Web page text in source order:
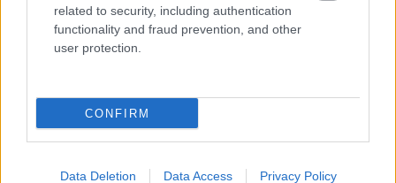
related to security, including authentication
functionality and fraud prevention, and other
user protection.
CONFIRM
Data Deletion Data Access Privacy Policy
KONCERT
Kövesd a Glamour cikkeit a